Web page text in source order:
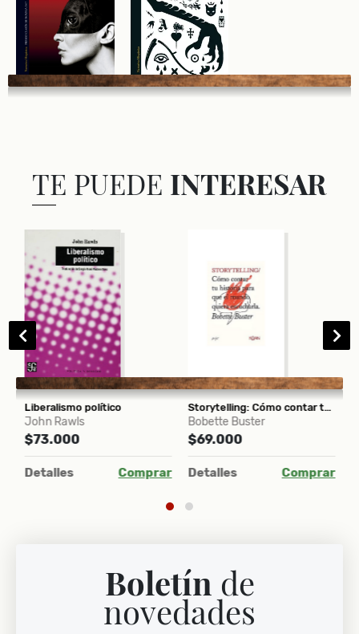
TE PUEDE INTERESAR
Liberalismo político
John Rawls
$73.000
Detalles Comprar
Storytelling: Cómo contar tu historia para que el mundo quiera escucharla
Bobette Buster
$69.000
Detalles Comprar
Boletín de
novedades